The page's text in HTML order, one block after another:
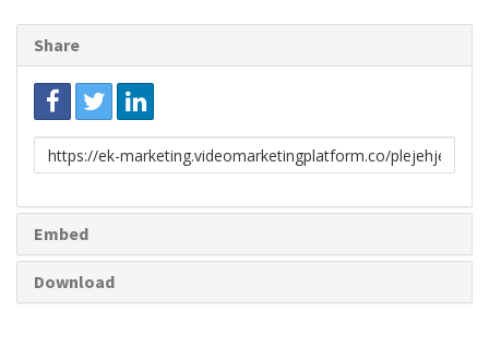
Share
Link
to
Embed
Download